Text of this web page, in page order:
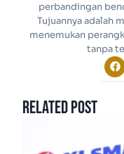
perbandingan
Tujuannya adalah
menemukan
tanpa
Related Post